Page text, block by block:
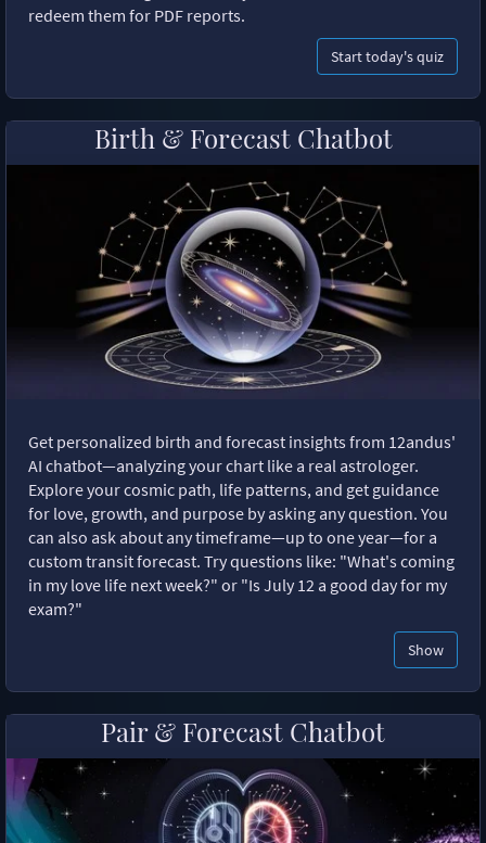
redeem them for PDF reports.
Start today's quiz
Birth & Forecast Chatbot
Get personalized birth and forecast insights from 12andus'
AI chatbot—analyzing your chart like a real astrologer.
Explore your cosmic path, life patterns, and get guidance
for love, growth, and purpose by asking any question. You
can also ask about any timeframe—up to one year—for a
custom transit forecast. Try questions like: "What's coming
in my love life next week?" or "Is July 12 a good day for my
exam?"
Show
Pair & Forecast Chatbot